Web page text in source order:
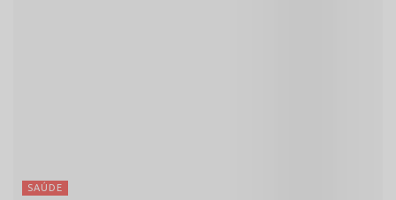
SAÚDE